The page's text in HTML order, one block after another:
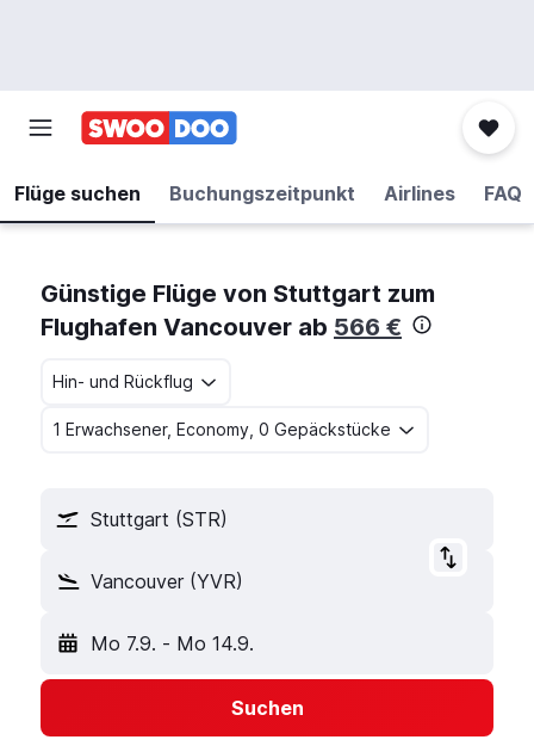
Flüge suchen Buchungszeitpunkt Airlines FAQ
Günstige Flüge von Stuttgart zum
Flughafen Vancouver ab 566 €
Hin- und Rückflug
1 Erwachsener, Economy, 0 Gepäckstücke
Stuttgart (STR)
Vancouver (YVR)
Mo 7.9. - Mo 14.9.
Suchen